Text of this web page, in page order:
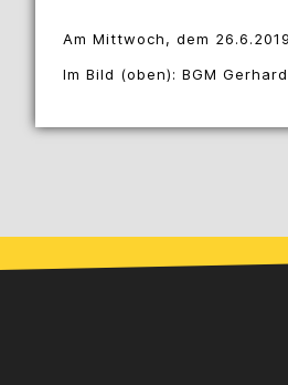
Am Mittwoch, dem
Im Bild (oben): BGM